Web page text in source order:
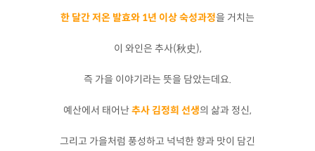
한 달간 저온 발효와 1년 이상 숙성과정을 거치는
이 와인은 추사(秋史),
즉 가을 이야기라는 뜻을 담았는데요.
예산에서 태어난추사 김정희 선생의 삶과 정신,
그리고 가을처럼 풍성하고 넉넉한 향과 맛이 담긴